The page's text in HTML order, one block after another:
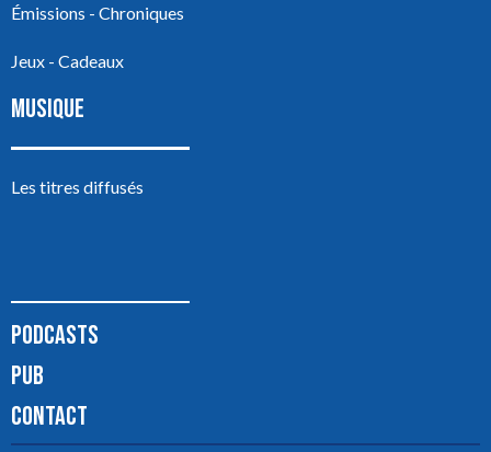
Émissions - Chroniques
Jeux - Cadeaux
MUSIQUE
Les titres diffusés
PODCASTS
PUB
CONTACT